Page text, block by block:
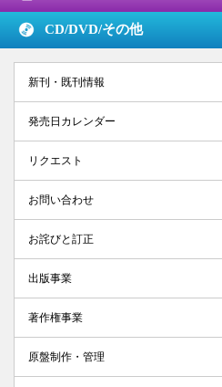
CD/DVD/その他
新刊・既刊情報
発売日カレンダー
リクエスト
お問い合わせ
お詫びと訂正
出版事業
著作権事業
原盤制作・管理